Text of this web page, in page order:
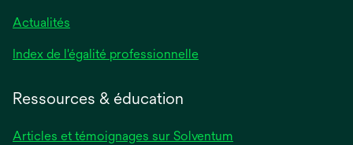
Actualités
Index de l'égalité professionnelles’ouvre
onglet
Ressources & éducation
Articles et témoignages sur Solventum